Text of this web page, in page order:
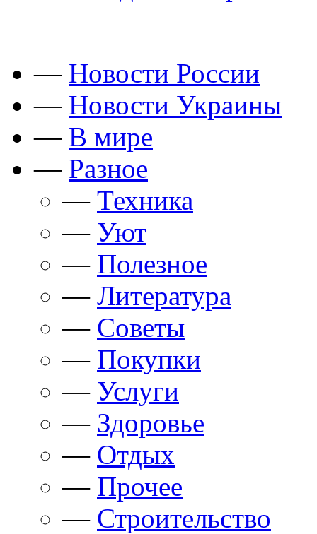
— Новости России
— Новости Украины
— В мире
— Разное
— Техника
— Уют
— Полезное
— Литература
— Советы
— Покупки
— Услуги
— Здоровье
— Отдых
— Прочее
— Строительство